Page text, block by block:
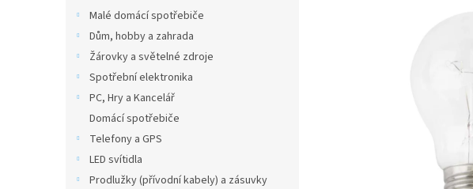
Malé domácí spotřebiče
Dům, hobby a zahrada
Žárovky a světelné zdroje
Spotřební elektronika
PC, Hry a Kancelář
Domácí spotřebiče
Telefony a GPS
LED svítidla
Prodlužky (přívodní kabely) a zásuvky